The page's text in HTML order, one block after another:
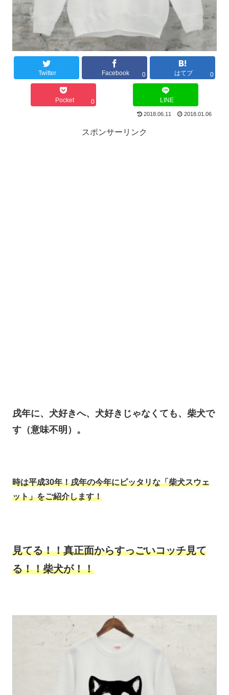
Twitter Facebook 0 はてブ 0
Pocket 0 LINE
2018.06.11 2018.01.06
スポンサーリンク
戌年に、犬好きへ、犬好きじゃなくても、柴犬で
す（意味不明）。
時は平成30年！戌年の今年にピッタリな「柴犬スウェ
ット」をご紹介します！
見てる！！真正面からすっごいコッチ見て
る！！柴犬が！！